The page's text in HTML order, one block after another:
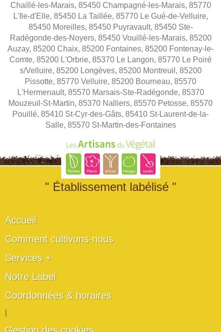
Chaillé-les-Marais, 85450 Champagné-les-Marais, 85770
L'Ile-d'Elle, 85450 La Taillée, 85770 Le Gué-de-Velluire,
85450 Moreilles, 85450 Puyravault, 85450 Ste-
Radégonde-des-Noyers, 85450 Vouillé-les-Marais, 85200
Auzay, 85200 Chaix, 85200 Fontaines, 85200 Fontenay-le-
Comte, 85200 L'Orbrie, 85370 Le Langon, 85770 Le Poiré
s/Velluire, 85200 Longèves, 85200 Montreuil, 85200
Pissotte, 85770 Velluire, 85200 Bourneau, 85570
L'Hermenault, 85570 Marsais-Ste-Radégonde, 85370
Mouzeuil-St-Martin, 85370 Nalliers, 85570 Petosse, 85570
Pouillé, 85410 St-Cyr-des-Gâts, 85410 St-Laurent-de-la-
Salle, 85570 St-Martin-des-Fontaines
" Établissement labélisé "
Accueil
Comment cultivons-nous
Services +
Notre Label
Coordonnées & horaires